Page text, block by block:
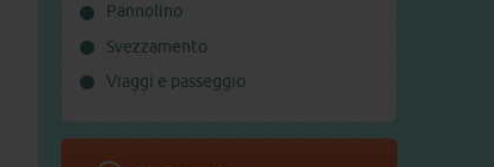
Pannolino
Svezzamento
Viaggi e passeggio